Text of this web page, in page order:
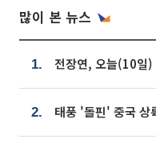
많이 본 뉴스
1.
2.